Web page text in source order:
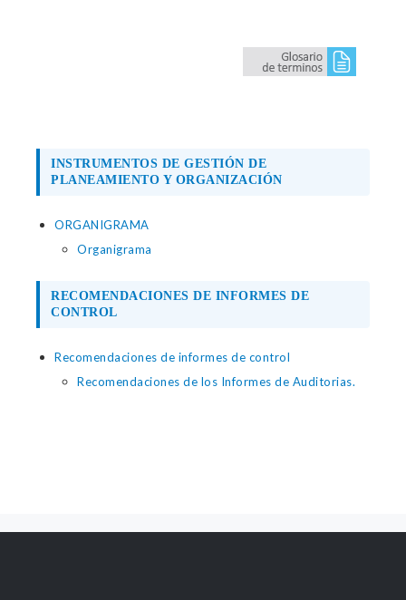
INSTRUMENTOS DE GESTIÓN DE
PLANEAMIENTO Y ORGANIZACIÓN
ORGANIGRAMA
Organigrama
RECOMENDACIONES DE INFORMES DE
CONTROL
Recomendaciones de informes de control
Recomendaciones de los Informes de Auditorias.